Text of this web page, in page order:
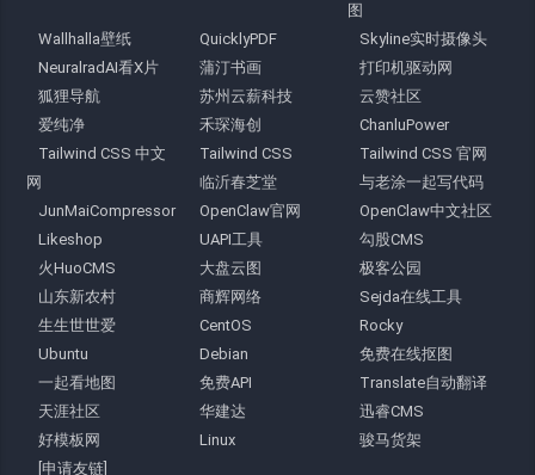
图
Wallhalla壁纸
QuicklyPDF
Skyline实时摄像头
NeuralradAI看X片
蒲汀书画
打印机驱动网
狐狸导航
苏州云薪科技
云赞社区
爱纯净
禾琛海创
ChanluPower
Tailwind CSS 中文
网
Tailwind CSS
Tailwind CSS 官网
临沂春芝堂
与老涂一起写代码
JunMaiCompressor
OpenClaw官网
OpenClaw中文社区
Likeshop
UAPI工具
勾股CMS
火HuoCMS
大盘云图
极客公园
山东新农村
商辉网络
Sejda在线工具
生生世世爱
CentOS
Rocky
Ubuntu
Debian
免费在线抠图
一起看地图
免费API
Translate自动翻译
天涯社区
华建达
迅睿CMS
好模板网
Linux
骏马货架
[申请友链]